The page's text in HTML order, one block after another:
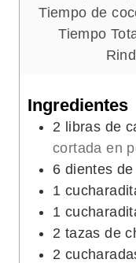
Tiempo de
Tiempo
Ingredientes
2 libras de
cortada en
6 dientes
1
1
2 tazas de
2